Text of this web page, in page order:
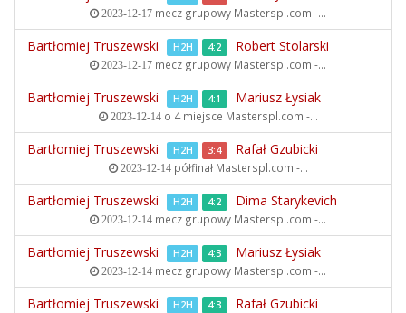
2023-12-17 mecz grupowy Masterspl.com -...
Bartłomiej Truszewski H2H 4:2 Robert Stolarski
2023-12-17 mecz grupowy Masterspl.com -...
Bartłomiej Truszewski H2H 4:1 Mariusz Łysiak
2023-12-14o 4 miejsce Masterspl.com -...
Bartłomiej Truszewski H2H 3:4 Rafał Gzubicki
2023-12-14półfinał Masterspl.com -...
Bartłomiej Truszewski H2H 4:2 Dima Starykevich
2023-12-14 mecz grupowy Masterspl.com -...
Bartłomiej Truszewski H2H 4:3 Mariusz Łysiak
2023-12-14 mecz grupowy Masterspl.com -...
Bartłomiej Truszewski H2H 4:3 Rafał Gzubicki